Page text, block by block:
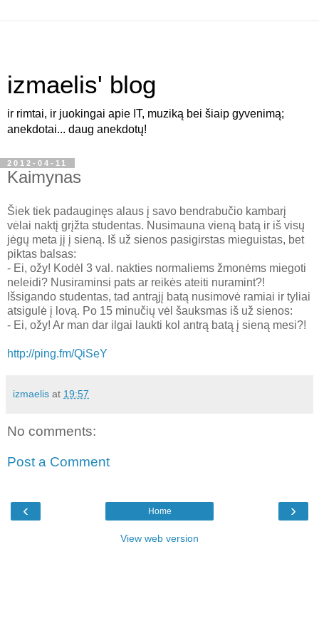
izmaelis' blog
ir rimtai, ir juokingai apie IT, muziką bei šiaip gyvenimą;
anekdotai... daug anekdotų!
2012-04-11
Kaimynas
Šiek tiek padauginęs alaus į savo bendrabučio kambarį
vėlai naktį grįžta studentas. Nusimauna vieną batą ir iš visų
jėgų meta jį į sieną. Iš už sienos pasigirstas mieguistas, bet
piktas balsas:
- Ei, ožy! Kodėl 3 val. nakties normaliems žmonėms miegoti
neleidi? Nusiraminsi pats ar reikės ateiti nuramint?!
Išsigando studentas, tad antrąjį batą nusimovė ramiai ir tyliai
atsigulė į lovą. Po 15 minučių vėl šauksmas iš už sienos:
- Ei, ožy! Ar man dar ilgai laukti kol antrą batą į sieną mesi?!
http://ping.fm/QiSeY
izmaelis at 19:57
No comments:
Post a Comment
‹ ›
Home
View web version